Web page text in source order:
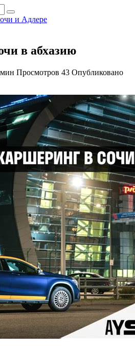
и Адлере
в абхазию
Просмотров 43 Опубликовано